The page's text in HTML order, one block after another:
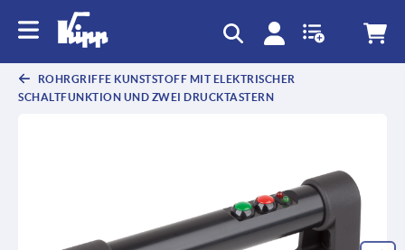
ROHRGRIFFE KUNSTSTOFF MIT ELEKTRISCHER
SCHALTFUNKTION UND ZWEI DRUCKTASTERN